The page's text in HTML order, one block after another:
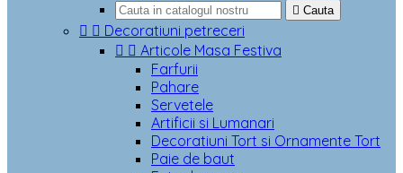
 Cauta
  Decoratiuni petreceri
  Articole Masa Festiva
Farfurii
Pahare
Servetele
Artificii si Lumanari
Decoratiuni Tort si Ornamente Tort
Paie de baut